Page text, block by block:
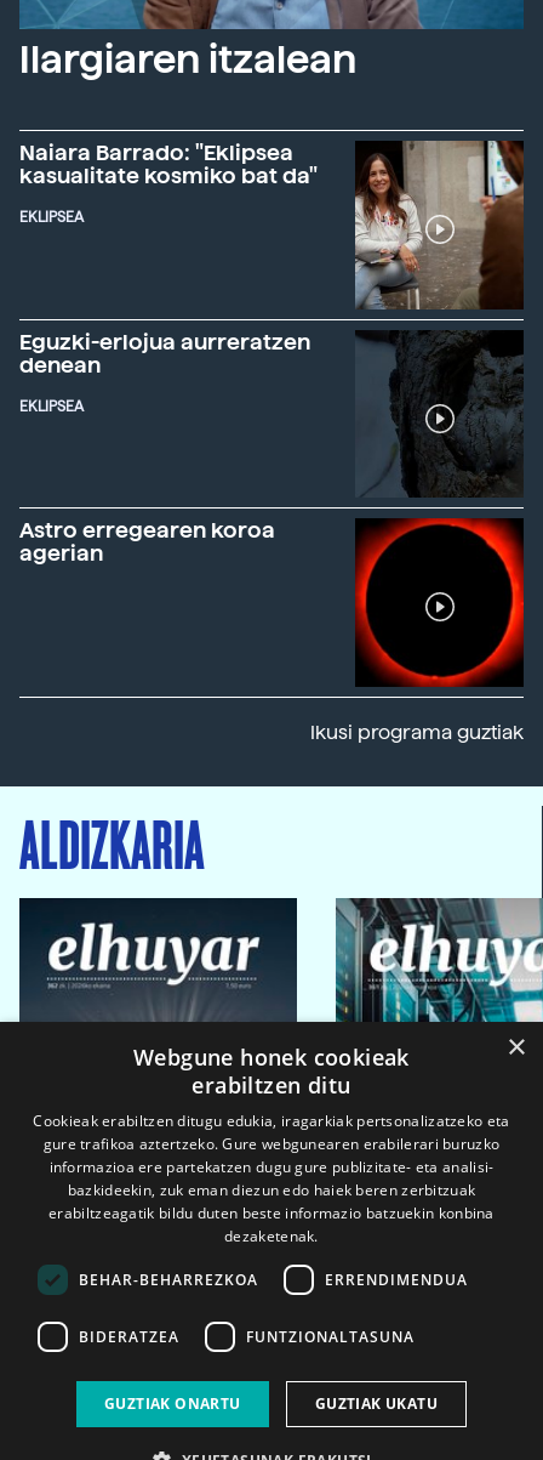
Ilargiaren itzalean
Naiara Barrado: "Eklipsea
kasualitate kosmiko bat da"
EKLIPSEA
Eguzki-erlojua aurreratzen
denean
EKLIPSEA
Astro erregearen koroa
agerian
Ikusi programa guztiak
ALDIZKARIA
2026ko eka. 1a 2026ko mar. 1a
×
Webgune honek cookieak
erabiltzen ditu
Cookieak erabiltzen ditugu edukia, iragarkiak pertsonalizatzeko eta
gure trafikoa aztertzeko. Gure webgunearen erabilerari buruzko
informazioa ere partekatzen dugu gure publizitate- eta analisi-
bazkideekin, zuk eman diezun edo haiek beren zerbitzuak
erabiltzeagatik bildu duten beste informazio batzuekin konbina
dezaketenak.
BEHAR-BEHARREZKOA ERRENDIMENDUA
BIDERATZEA FUNTZIONALTASUNA
GUZTIAK ONARTU GUZTIAK UKATU